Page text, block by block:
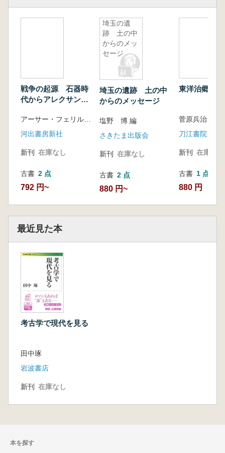
戦争の起源 石器時
代からアレクサンド
古代史
河出書房新社
新刊 在庫なし
古書 2 点
792 円~
埼玉の遺
跡 土の中
からのメッ
セージ
埼玉の遺跡 土の中
からのメッセージ
塩野 博 編
さきたま出版会
新刊 在庫なし
古書 2 点
880 円~
東洋治郷の
菅原兵治 著
刀江書院
新刊 在庫なし
古書 1 点
880 円
最近見た本
考古学で現代を見る
田中琢
岩波書店
新刊 在庫なし
本を探す